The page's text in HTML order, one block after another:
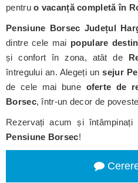
pentruo vacanță completă în
Pensiune Borsec Județul
dintre cele mai populare
și confort în zona, atât de
întregului an. Alegeți unsejur
de cele mai bune oferte de
Borsec, într-un decor de
Rezervați acum și
Pensiune Borsec!